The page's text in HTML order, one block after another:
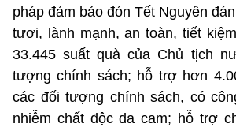
pháp đảm bảo đón Tết Nguyên
tươi, lành mạnh, an toàn, tiết
33.445 suất quà của Chủ tịch
tượng chính sách; hỗ trợ hơn
các đối tượng chính sách, có
nhiễm chất độc da cam; hỗ trợ